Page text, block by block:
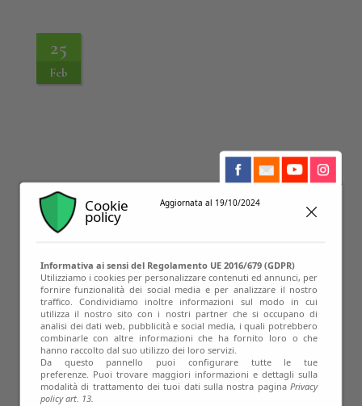
25
Feb
12
Giu
Cookie
policy
Aggiornata al 19/10/2024
Informativa ai sensi del Regolamento UE 2016/679 (GDPR)
Utilizziamo i cookies per personalizzare contenuti ed annunci, per
fornire funzionalità dei social media e per analizzare il nostro
traffico. Condividiamo inoltre informazioni sul modo in cui
utilizza il nostro sito con i nostri partner che si occupano di
analisi dei dati web, pubblicità e social media, i quali potrebbero
combinarle con altre informazioni che ha fornito loro o che
hanno raccolto dal suo utilizzo dei loro servizi.
Da questo pannello puoi configurare tutte le tue
preferenze. Puoi trovare maggiori informazioni e dettagli sulla
modalità di trattamento dei tuoi dati sulla nostra paginaPrivacy
policy art. 13.